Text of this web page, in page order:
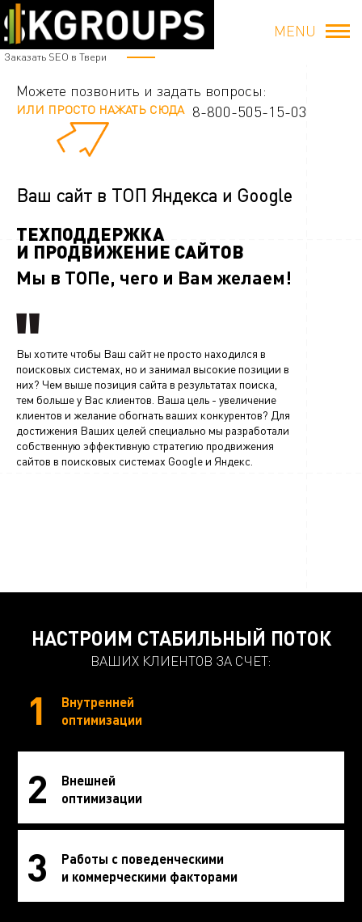
Заказать SEO в Твери
MENU
Можете позвонить и задать вопросы:
ИЛИ ПРОСТО НАЖАТЬ СЮДА 8-800-505-15-03
Ваш сайт в ТОП Яндекса и Google
ТЕХПОДДЕРЖКА
И ПРОДВИЖЕНИЕ САЙТОВ
Мы в ТОПе, чего и Вам желаем!
Вы хотите чтобы Ваш сайт не просто находился в
поисковых системах, но и занимал высокие позиции в
них? Чем выше позиция сайта в результатах поиска,
тем больше у Вас клиентов. Ваша цель - увеличение
клиентов и желание обогнать ваших конкурентов? Для
достижения Ваших целей специально мы разработали
собственную эффективную стратегию продвижения
сайтов в поисковых системах Google и Яндекс.
НАСТРОИМ СТАБИЛЬНЫЙ ПОТОК
ВАШИХ КЛИЕНТОВ ЗА СЧЕТ:
1
Внутренней
оптимизации
2
Внешней
оптимизации
3
Работы с поведенческими
и коммерческими факторами